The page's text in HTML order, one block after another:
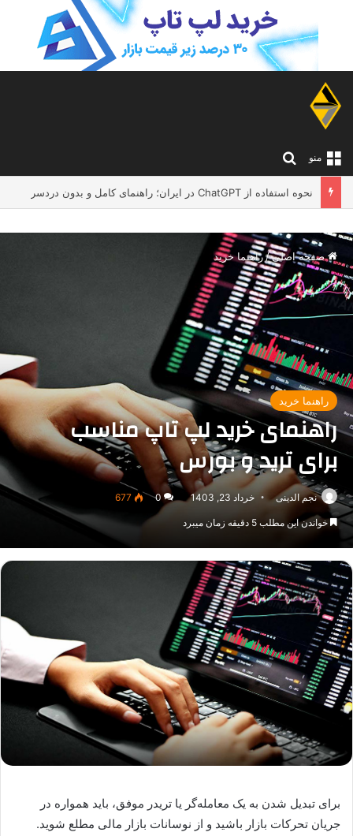
منو
نحوه استفاده از ChatGPT در ایران؛ راهنمای کامل و بدون دردسر
صفحه اصلی/راهنما خرید
راهنما خرید
راهنمای خرید لپ تاپ مناسب
برای ترید و بورس
نجم الدینی خرداد 23, 1403 0
677
خواندن این مطلب 5 دقیقه زمان میبرد
برای تبدیل شدن به یک معامله‌گر یا تریدر موفق، باید همواره در
جریان تحرکات بازار باشید و از نوسانات بازار مالی مطلع شوید.